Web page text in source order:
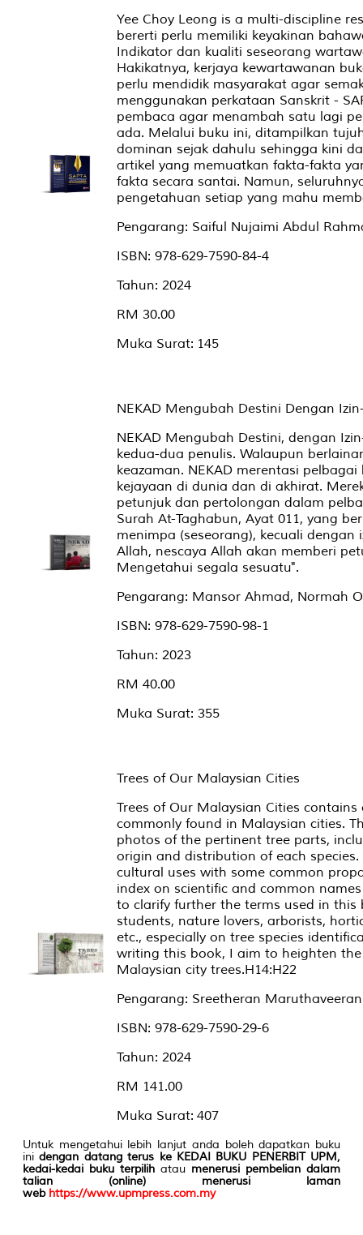
Yee Choy Leong is a multi-discipline
bererti perlu memiliki keyakinan
Indikator dan kualiti seseorang
Hakikatnya, kerjaya kewartawanan
perlu mendidik masyarakat agar
menggunakan perkataan Sanskrit -
pembaca agar menambah satu lagi
ada. Melalui buku ini, ditampilkan
dominan sejak dahulu sehingga kini
artikel yang memuatkan fakta-fakta
fakta secara santai. Namun,
pengetahuan setiap yang mahu
Pengarang: Saiful Nujaimi Abdul
ISBN: 978-629-7590-84-4
Tahun: 2024
RM 30.00
Muka Surat: 145
NEKAD Mengubah Destini Dengan
NEKAD Mengubah Destini, dengan
kedua-dua penulis. Walaupun
keazaman. NEKAD merentasi
kejayaan di dunia dan di akhirat.
petunjuk dan pertolongan dalam
Surah At-Taghabun, Ayat 011, yang
menimpa (seseorang), kecuali
Allah, nescaya Allah akan memberi
Mengetahui segala sesuatu".
Pengarang: Mansor Ahmad, Normah
ISBN: 978-629-7590-98-1
Tahun: 2023
RM 40.00
Muka Surat: 355
Trees of Our Malaysian Cities
Trees of Our Malaysian Cities
commonly found in Malaysian cities.
photos of the pertinent tree parts,
origin and distribution of each
cultural uses with some common
index on scientific and common
to clarify further the terms used in
students, nature lovers, arborists,
etc., especially on tree species
writing this book, I aim to heighten
Malaysian city trees.H14:H22
Pengarang: Sreetheran Maruthaveeran
ISBN: 978-629-7590-29-6
Tahun: 2024
RM 141.00
Muka Surat: 407
Untuk mengetahui lebih lanjut anda boleh dapatkan buku
ini dengan datang terus ke KEDAI BUKU PENERBIT UPM,
kedai-kedai buku terpilih atau menerusi pembelian dalam
talian (online) menerusi laman
web https://www.upmpress.com.my